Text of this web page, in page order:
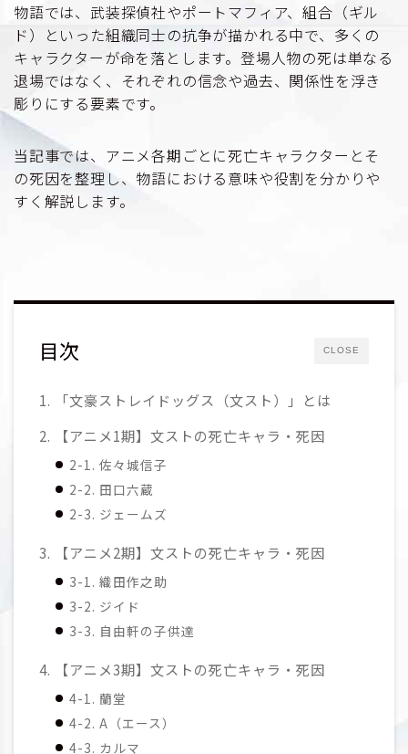
物語では、武装探偵社やポートマフィア、組合（ギル
ド）といった組織同士の抗争が描かれる中で、多くの
キャラクターが命を落とします。登場人物の死は単なる
退場ではなく、それぞれの信念や過去、関係性を浮き
彫りにする要素です。
当記事では、アニメ各期ごとに死亡キャラクターとそ
の死因を整理し、物語における意味や役割を分かりや
すく解説します。
CLOSE
目次
1. 「文豪ストレイドッグス（文スト）」とは
2. 【アニメ1期】文ストの死亡キャラ・死因
2-1. 佐々城信子
2-2. 田口六蔵
2-3. ジェームズ
3. 【アニメ2期】文ストの死亡キャラ・死因
3-1. 織田作之助
3-2. ジイド
3-3. 自由軒の子供達
4. 【アニメ3期】文ストの死亡キャラ・死因
4-1. 蘭堂
4-2. A（エース）
4-3. カルマ